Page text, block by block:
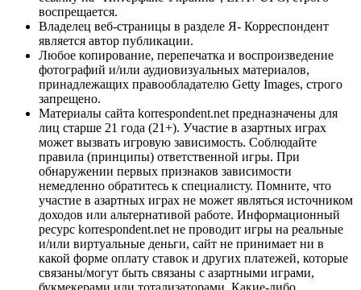
воспрещается.
Владелец веб-страницы в разделе Я- Корреспондент
является автор публикации.
Любое копирование, перепечатка и воспроизведение
фотографий и/или аудиовизуальных материалов,
принадлежащих правообладателю Getty Images, строго
запрещено.
Материалы сайта korrespondent.net предназначены для
лиц старше 21 года (21+). Участие в азартных играх
может вызвать игровую зависимость. Соблюдайте
правила (принципы) ответственной игры. При
обнаружении первых признаков зависимости
немедленно обратитесь к специалисту. Помните, что
участие в азартных играх не может являться источником
доходов или альтернативой работе. Информационный
ресурс korrespondent.net не проводит игры на реальные
и/или виртуальные деньги, сайт не принимает ни в
какой форме оплату ставок и других платежей, которые
связаны/могут быть связаны с азартными играми,
букмекерами или тотализаторами. Какие-либо